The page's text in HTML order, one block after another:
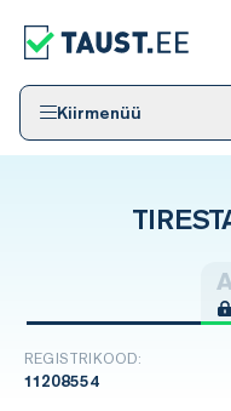
Kiirmenüü
REGISTRIKOOD:
11208554